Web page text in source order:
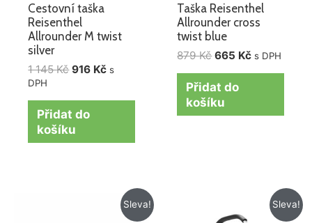
Cestovní taška
Reisenthel
Allrounder M twist
silver
1 145Kč 916 Kč s
DPH
Přidat do
košíku
Taška Reisenthel
Allrounder cross
twist blue
879Kč 665 Kč s DPH
Přidat do
košíku
Sleva!
Aktuální
cena
Sleva!
cena
Aktuální
cena